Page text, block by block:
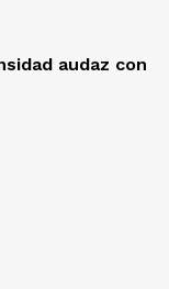
audaz con